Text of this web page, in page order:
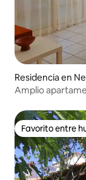
Residencia en
Amplio
Favorito entre
Favorito entre